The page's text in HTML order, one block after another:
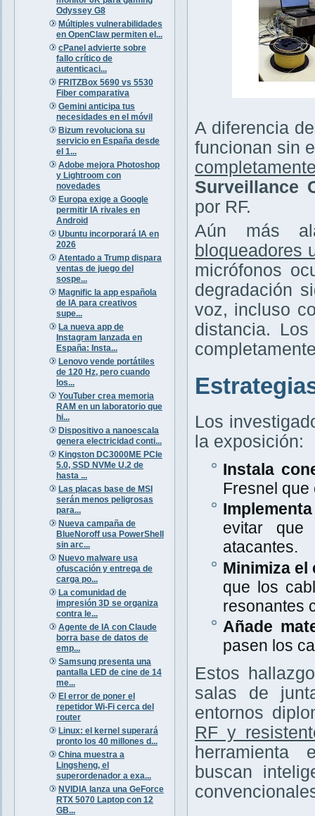
Odyssey G8
Múltiples vulnerabilidades
en OpenClaw permiten el...
cPanel advierte sobre
fallo crítico de
autenticaci...
FRITZBox 5690 vs 5530
Fiber comparativa
Gemini anticipa tus
necesidades en el móvil
Bizum revoluciona su
servicio en España desde
el 1...
Adobe mejora Photoshop
y Lightroom con
novedades
Europa exige a Google
permitir IA rivales en
Android
Ubuntu incorporará IA en
2026
Atentado a Trump dispara
ventas de juego del
sospe...
Magnific la app española
de IA para creativos
supe...
La nueva app de
Instagram lanzada en
España: Insta...
Lenovo vende portátiles
de 120 Hz, pero cuando
los...
YouTuber crea memoria
RAM en un laboratorio que
hi...
Dispositivo a nanoescala
genera electricidad conti...
Kingston DC3000ME PCIe
5.0, SSD NVMe U.2 de
hasta ...
Las placas base de MSI
serán menos peligrosas
para...
Nueva campaña de
BlueNoroff usa PowerShell
sin arc...
Nuevo malware usa
ofuscación y entrega de
carga po...
La comunidad de
impresión 3D se organiza
contra le...
Agente de IA con Claude
borra base de datos de
emp...
Samsung presenta una
pantalla LED de cine de 14
me...
El error de poner el
repetidor Wi-Fi cerca del
router
Linux: el kernel superará
pronto los 40 millones d...
China muestra a
Lingsheng, el
superordenador a exa...
NVIDIA lanza una GeForce
RTX 5070 Laptop con 12
GB...
A diferencia
funcionan sin
Surveillance
por RF.
Aún más
bloqueadores
micrófonos
degradación
voz, incluso
distancia.
Los
la exposición:
Instala
Fresnel que
evitar que
atacantes.
Minimiza el
que los
resonantes
Añade
pasen los
Estos
salas de
entornos
RF y
herramienta
buscan